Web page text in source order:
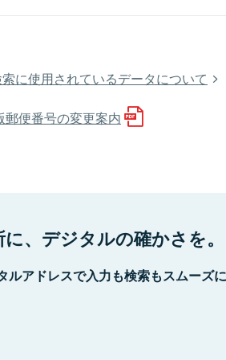
に使用されているデータについて
郵便番号の変更案内
、デジタルの確かさを。
ルアドレスで入力も検索もスムーズ